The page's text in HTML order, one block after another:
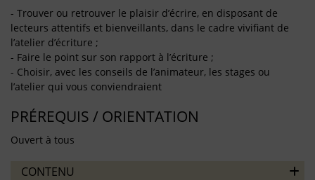
- Trouver ou retrouver le plaisir d’écrire, en disposant de
lecteurs attentifs et bienveillants, dans le cadre vivifiant de
l’atelier d’écriture ;
- Faire le point sur son rapport à l’écriture ;
- Choisir, avec les conseils de l’animateur, les stages ou
l’atelier qui vous conviendraient
PRÉREQUIS / ORIENTATION
Ouvert à tous
CONTENU